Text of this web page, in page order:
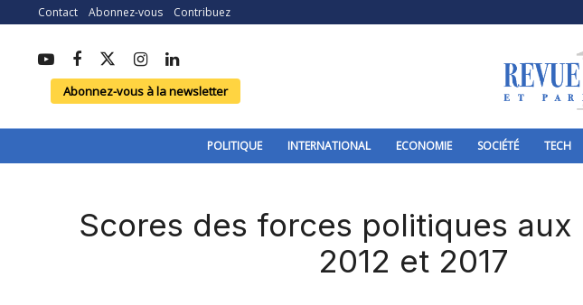
Contact Abonnez-vous Contribuez
Abonnez-vous à la newsletter
POLITIQUE INTERNATIONAL ECONOMIE SOCIÉTÉ TECH
Scores des forces politiques aux
2012 et 2017